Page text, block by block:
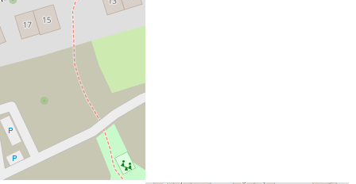
−
Liens utiles
Contactez-nous
Mentions légales